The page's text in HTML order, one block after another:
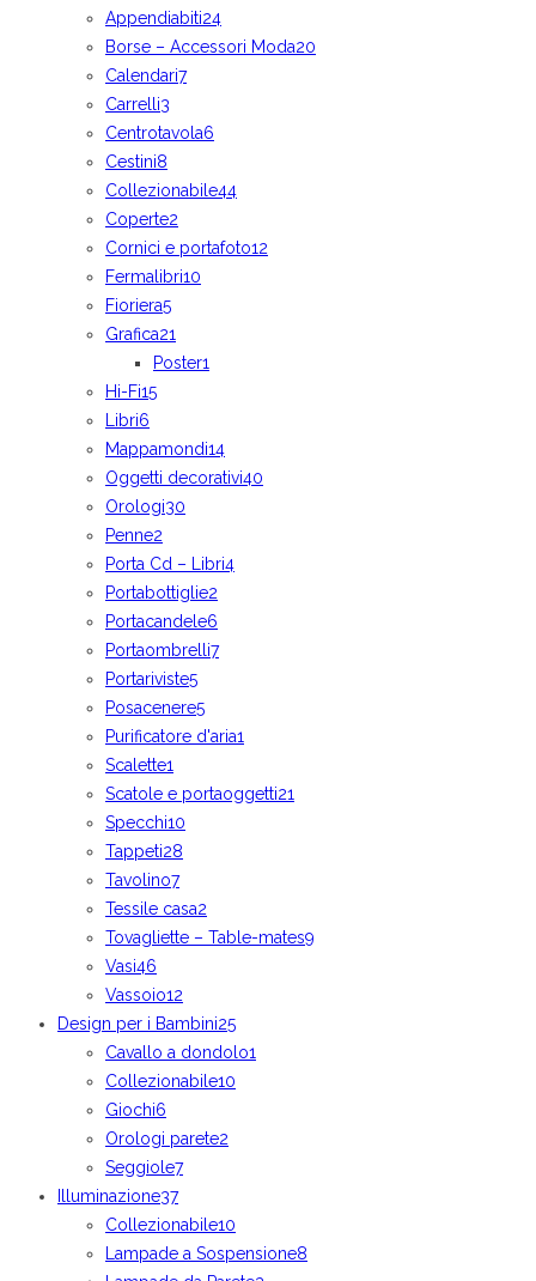
Appendiabiti24
Borse – Accessori Moda20
Calendari7
Carrelli3
Centrotavola6
Cestini8
Collezionabile44
Coperte2
Cornici e portafoto12
Fermalibri10
Fioriera5
Grafica21
Poster1
Hi-Fi15
Libri6
Mappamondi14
Oggetti decorativi40
Orologi30
Penne2
Porta Cd – Libri4
Portabottiglie2
Portacandele6
Portaombrelli7
Portariviste5
Posacenere5
Purificatore d'aria1
Scalette1
Scatole e portaoggetti21
Specchi10
Tappeti28
Tavolino7
Tessile casa2
Tovagliette – Table-mates9
Vasi46
Vassoio12
Design per i Bambini25
Cavallo a dondolo1
Collezionabile10
Giochi6
Orologi parete2
Seggiole7
Illuminazione37
Collezionabile10
Lampade a Sospensione8